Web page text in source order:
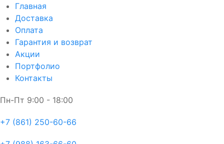
Главная
Доставка
Оплата
Гарантия и возврат
Акции
Портфолио
Контакты
Пн-Пт 9:00 - 18:00
+7 (861) 250-60-66